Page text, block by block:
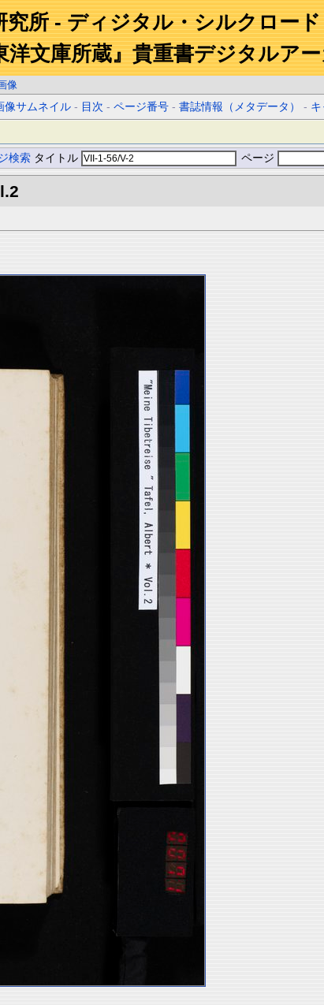
究所 - ディジタル・シルクロー
洋文庫所蔵』貴重書デジタルア
像
像サムネイル - 目次 -ページ番号 -書誌情報（メタデータ） -
検索 タイトル ページ